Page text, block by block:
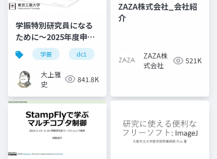
学振特別研究員になる
ために～2025年度申請
版
学振 dc1 jsps
大上雅
史
841.8K
ZAZA株式会社_会社紹
介
ZAZA株
式会社
521K